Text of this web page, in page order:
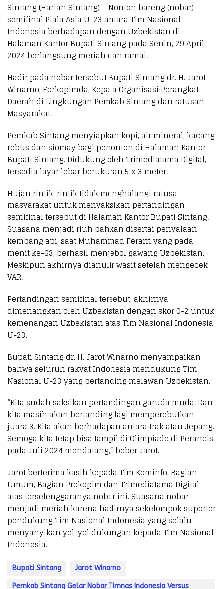
Sintang (Harian Sintang) – Nonton bareng (nobar)
semifinal Piala Asia U-23 antara Tim Nasional
Indonesia berhadapan dengan Uzbekistan di
Halaman Kantor Bupati Sintang pada Senin, 29 April
2024 berlangsung meriah dan ramai.
Hadir pada nobar tersebut Bupati Sintang dr. H. Jarot
Winarno, Forkopimda, Kepala Organisasi Perangkat
Daerah di Lingkungan Pemkab Sintang dan ratusan
Masyarakat.
Pemkab Sintang menyiapkan kopi, air mineral, kacang
rebus dan siomay bagi penonton di Halaman Kantor
Bupati Sintang. Didukung oleh Trimediatama Digital,
tersedia layar lebar berukuran 5 x 3 meter.
Hujan rintik-rintik tidak menghalangi ratusa
masyarakat untuk menyaksikan pertandingan
semifinal tersebut di Halaman Kantor Bupati Sintang.
Suasana menjadi riuh bahkan disertai penyalaan
kembang api, saat Muhammad Ferarri yang pada
menit ke-63, berhasil menjebol gawang Uzbekistan.
Meskipun akhirnya dianulir wasit setelah mengecek
VAR.
Pertandingan semifinal tersebut, akhirnya
dimenangkan oleh Uzbekistan dengan skor 0-2 untuk
kemenangan Uzbekistan atas Tim Nasional Indonesia
U-23.
Bupati Sintang dr. H. Jarot Winarno menyampaikan
bahwa seluruh rakyat Indonesia mendukung Tim
Nasional U-23 yang bertanding melawan Uzbekistan.
“Kita sudah saksikan pertandingan garuda muda. Dan
kita masih akan bertanding lagi memperebutkan
juara 3. Kita akan berhadapan antara Irak atau Jepang.
Semoga kita tetap bisa tampil di Olimpiade di Perancis
pada Juli 2024 mendatang,” beber Jarot.
Jarot berterima kasih kepada Tim Kominfo, Bagian
Umum, Bagian Prokopim dan Trimediatama Digital
atas terselenggaranya nobar ini. Suasana nobar
menjadi meriah karena hadirnya sekelompok suporter
pendukung Tim Nasional Indonesia yang selalu
menyanyikan yel-yel dukungan kepada Tim Nasional
Indonesia.
Bupati Sintang Jarot Winarno
Pemkab Sintang Gelar Nobar Timnas Indonesia Versus